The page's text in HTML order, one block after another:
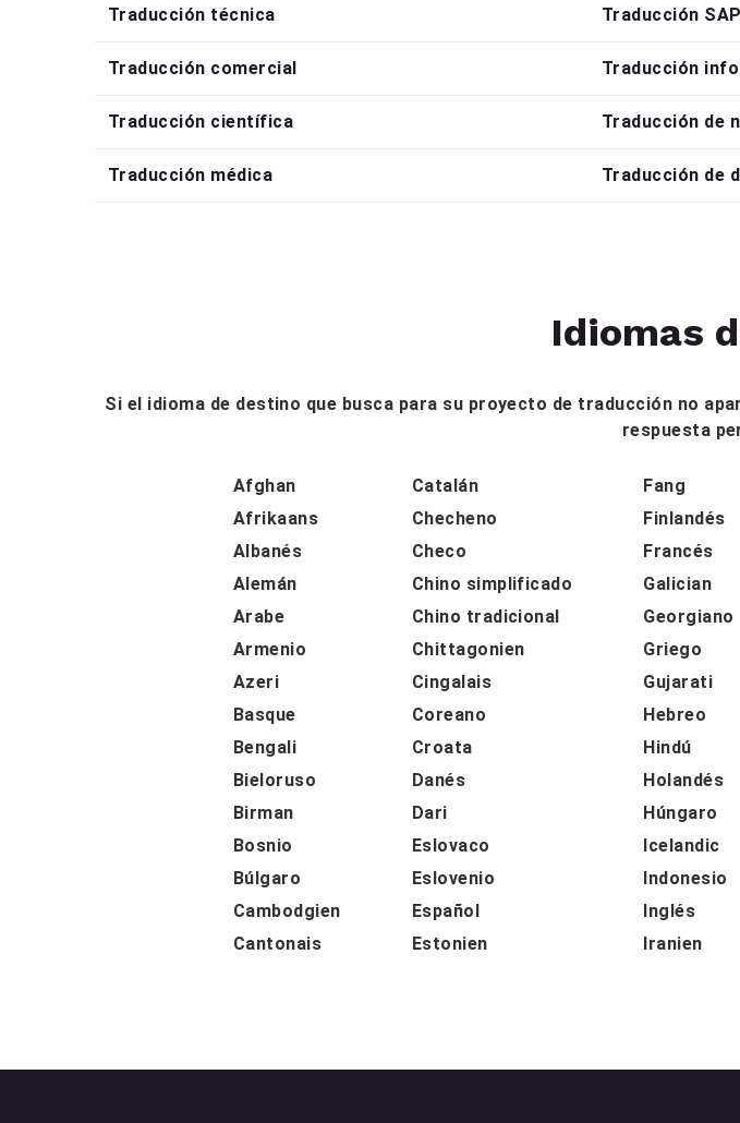
Traducción técnica Traducción SAP
Traducción comercial Traducción
Traducción científica Traducción de
Traducción médica Traducción de
Idiomas
Si el idioma de destino que busca para su proyecto de traducción no
respuesta
Afghan
Afrikaans
Albanés
Alemán
Arabe
Armenio
Azeri
Basque
Bengali
Bieloruso
Birman
Bosnio
Búlgaro
Cambodgien
Cantonais
Catalán
Checheno
Checo
Chino simplificado
Chino tradicional
Chittagonien
Cingalais
Coreano
Croata
Danés
Dari
Eslovaco
Eslovenio
Español
Estonien
Fang
Finlandés
Francés
Galician
Georgiano
Griego
Gujarati
Hebreo
Hindú
Holandés
Húngaro
Icelandic
Indonesio
Inglés
Iranien